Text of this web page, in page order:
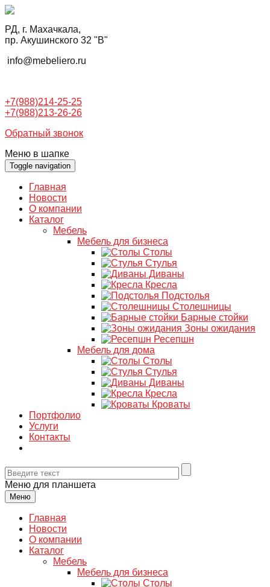
РД, г. Махачкала,
пр. Акушинского 32 "В"
info@mebeliero.ru
+7(988)214-25-25
+7(988)213-26-26
Обратный звонок
Меню в шапке
Toggle navigation
Главная
Новости
О компании
Каталог
Мебель
Мебель для бизнеса
Столы
Стулья
Диваны
Кресла
Подстолья
Столешницы
Барные стойки
Зоны ожидания
Ресепшн
Мебель для дома
Столы
Стулья
Диваны
Кресла
Кроваты
Портфолио
Услуги
Контакты
Меню для планшета
Меню
Главная
Новости
О компании
Каталог
Мебель
Мебель для бизнеса
Столы